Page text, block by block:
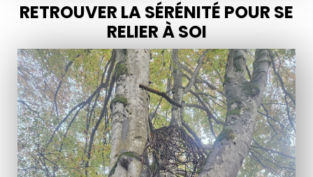
RETROUVER LA SÉRÉNITÉ POUR SE
RELIER À SOI